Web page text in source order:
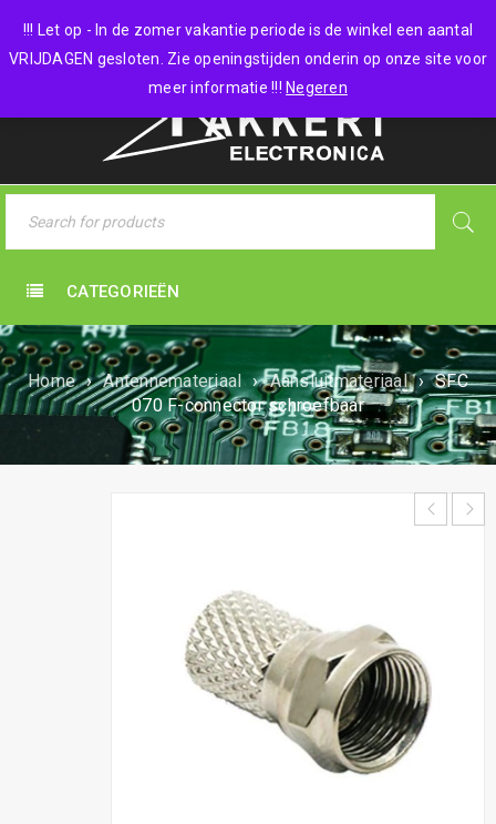
!!! Let op - In de zomer vakantie periode is de winkel een aantal
VRIJDAGEN gesloten. Zie openingstijden onderin op onze site voor
meer informatie !!! Negeren
0 items - €0,00
CATEGORIEËN
Home › Antennemateriaal › Aansluitmateriaal › SFC
070 F-connector schroefbaar